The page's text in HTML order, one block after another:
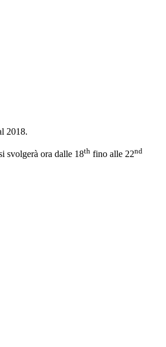
2018.
svolgerà ora dalle 18th fino alle 22nd